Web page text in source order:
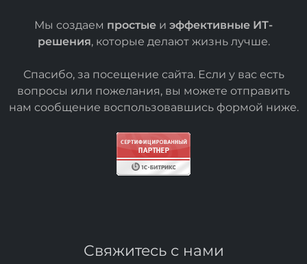
Мы создаем простые и эффективные ИТ-
решения, которые делают жизнь лучше.
Спасибо, за посещение сайта. Если у вас есть
вопросы или пожелания, вы можете отправить
нам сообщение воспользовавшись формой ниже.
Свяжитесь с нами